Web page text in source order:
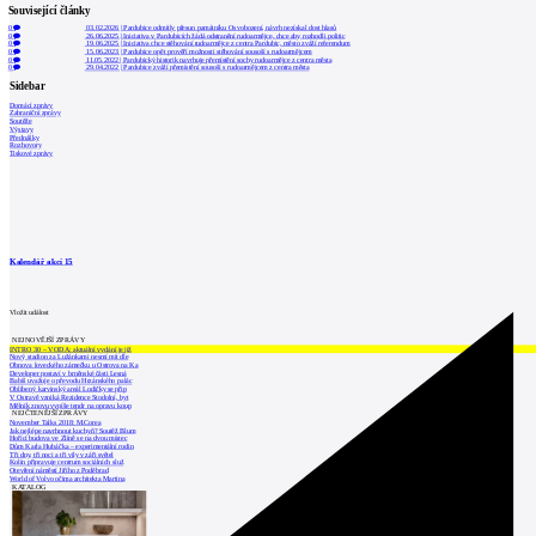
Související články
0 03.02.2026 |Pardubice odmítly přesun památníku Osvobození, návrh nezískal dost hlasů
0
26.06.2025 |Iniciativa v Pardubicích žádá odstranění rudoarmějce, chce aby rozhodli politic
0
19.06.2025 |Iniciativa chce stěhování rudoarmějce z centra Pardubic, město zváží referendum
0 15.06.2023 |Pardubice opět prověří možnosti stěhování sousoší s rudoarmějcem
0
11.05.2022| Pardubický historik navrhuje přemístění sochy rudoarmějce z centra města
0
29.04.2022 |Pardubice zváží přemístění sousoší s rudoarmějcem z centra města
Sidebar
Domácí zprávy
Zahraniční zprávy
Soutěže
Výstavy
Přednášky
Rozhovory
Tiskové zprávy
Kalendář akcí 15
Vložit událost
NEJNOVĚJŠÍ ZPRÁVY
INTRO 30 – VODA: aktuální vydání je již
Nový stadion za Lužánkami nesmí mít dle
Obnova loveckého zámečku u Ostrova na Ka
Developer postaví v brněnské části Lesná
Babiš uvažuje o převodu Hrzánského palác
Oblíbený karvinský areál Lodičky se přip
V Ostravě vzniká Rezidence Stodolní, byt
Mělník znovu vypíše tendr na opravu koup
NEJČTENĚJŠÍ ZPRÁVY
November Talks 2018: M.Corea
Jak nejlépe navrhnout kuchyň? Soutěž Blum
Hořící budova ve Zlíně se na dvou místec
Dům Karla Hubáčka – experimentální rodin
Tři dny, tři noci a tři vily v záři světel
Kolín připravuje centrum sociálních služ
Otevření náměstí Jiřího z Poděbrad
World of Volvo očima architekta Martina
KATALOG